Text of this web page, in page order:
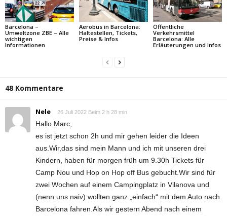
Barcelona –
Umweltzone ZBE – Alle
wichtigen
Informationen
Aerobus in Barcelona:
Haltestellen, Tickets,
Preise & Infos
Öffentliche
Verkehrsmittel
Barcelona: Alle
Erläuterungen und Infos
48 Kommentare
Nele 26 Juli 2022 Beim 2 h 28 min
Hallo Marc,
es ist jetzt schon 2h und mir gehen leider die Ideen
aus.Wir,das sind mein Mann und ich mit unseren drei
Kindern, haben für morgen früh um 9.30h Tickets für
Camp Nou und Hop on Hop off Bus gebucht.Wir sind für
zwei Wochen auf einem Campingplatz in Vilanova und
(nenn uns naiv) wollten ganz „einfach“ mit dem Auto nach
Barcelona fahren.Als wir gestern Abend nach einem